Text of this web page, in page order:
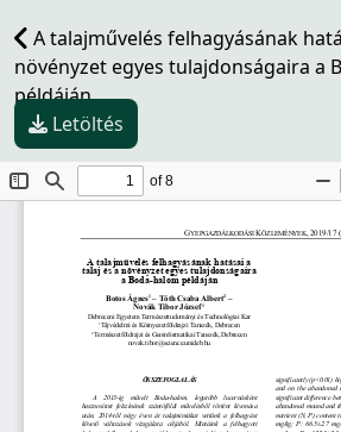
A talajművelés felhagyásának
növényzet egyes tulajdonságaira a
példáján
Letöltés